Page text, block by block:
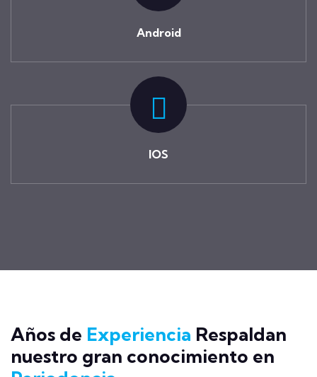
Android
IOS
Años de Experiencia Respaldan
nuestro gran conocimiento en